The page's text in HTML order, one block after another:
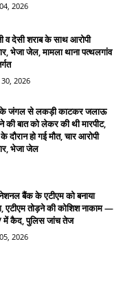
2026
व देसी शराब के साथ आरोपी
भेजा जेल, मामला थाना पत्थलगांव
2026
के जंगल से लकड़ी काटकर जलाऊ
की बात को लेकर की थी मारपीट,
दौरान हो गई मौत, चार आरोपी
भेजा जेल
बैंक के एटीएम को बनाया
एटीएम तोड़ने की कोशिश नाकाम —
में कैद, पुलिस जांच तेज
2026